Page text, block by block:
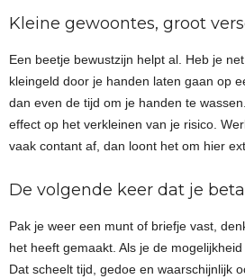
Kleine gewoontes, groot
Een beetje bewustzijn helpt al. Heb je
kleingeld door je handen laten gaan op
dan even de tijd om je handen te
effect op het verkleinen van je risico.
vaak contant af, dan loont het om hier
De volgende keer dat je
Pak je weer een munt of briefje vast,
het heeft gemaakt. Als je de
Dat scheelt tijd, gedoe en waarschijnlijk